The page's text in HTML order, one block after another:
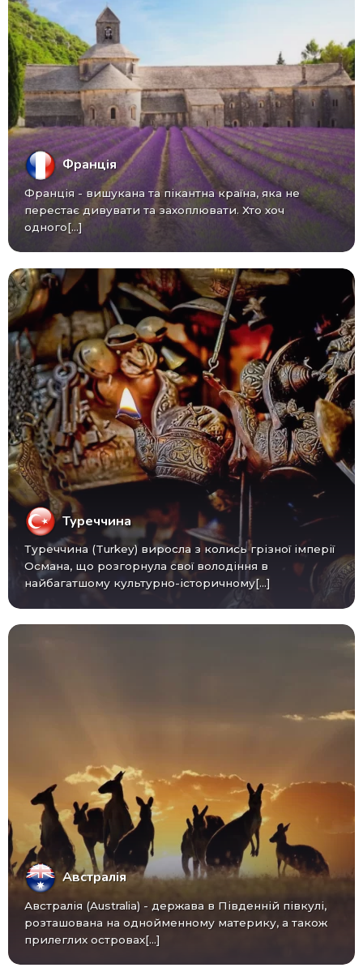
Франція
Франція - вишукана та пікантна країна, яка не
перестає дивувати та захоплювати. Хто хоч
одного[...]
Туреччина
Туреччина (Turkey) виросла з колись грізної імперії
Османа, що розгорнула свої володіння в
найбагатшому культурно-історичному[...]
Австралія
Австралія (Australia) - ​​держава в Південній півкулі,
розташована на однойменному материку, а також
прилеглих островах[...]